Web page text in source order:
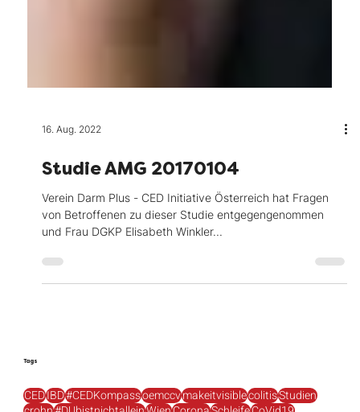
Studie AMG 20170104
Verein Darm Plus - CED Initiative Österreich hat Fragen
von Betroffenen zu dieser Studie entgegengenommen
und Frau DGKP Elisabeth Winkler...
Tags